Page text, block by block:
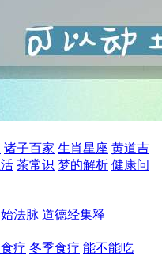
诸子百家 生肖星座 黄道吉
茶常识 梦的解析 健康问
法脉 道德经集释
疗 冬季食疗 能不能吃